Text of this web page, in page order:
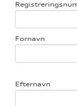
Fornavn
Efternavn